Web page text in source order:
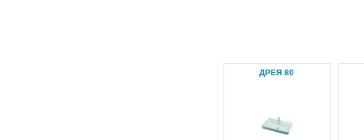
ДРЕЯ 80